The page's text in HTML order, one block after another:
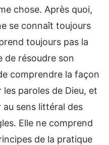
chose. Après quoi,
se connaît toujours
toujours pas la
de résoudre son
comprendre la façon
paroles de Dieu, et
au sens littéral des
Elle ne comprend
de la pratique